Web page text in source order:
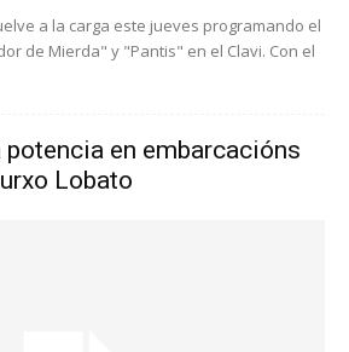
a la carga este jueves programando el
de Mierda" y "Pantis" en el Clavi. Con el
potencia en embarcacións
Lobato